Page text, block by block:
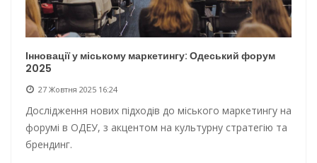
Інновації у міському маркетингу: Одеський форум
2025
27 Жовтня 2025 16:24
Дослідження нових підходів до міського маркетингу на
форумі в ОДЕУ, з акцентом на культурну стратегію та
брендинг.